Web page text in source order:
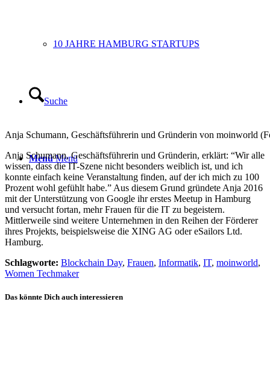
10 JAHRE HAMBURG STARTUPS
Suche
Menü Menü
Anja Schumann, Geschäftsführerin und Gründerin von moinworld
Anja Schumann, Geschäftsführerin und Gründerin, erklärt: “Wir alle
wissen, dass die IT-Szene nicht besonders weiblich ist, und ich
konnte einfach keine Veranstaltung finden, auf der ich mich zu 100
Prozent wohl gefühlt habe.” Aus diesem Grund gründete Anja 2016
mit der Unterstützung von Google ihr erstes Meetup in Hamburg
und versucht fortan, mehr Frauen für die IT zu begeistern.
Mittlerweile sind weitere Unternehmen in den Reihen der Förderer
ihres Projekts, beispielsweise die XING AG oder eSailors Ltd.
Hamburg.
Schlagworte: Blockchain Day, Frauen, Informatik, IT, moinworld,
Women Techmaker
Das könnte Dich auch interessieren